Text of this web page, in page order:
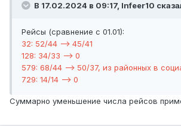
В 17.02.2024 в 09:17, Infeer10
Рейсы (сравнение с 01.01):
32: 52/44 —> 45/41
128: 34/33 —> 0
579: 68/44 —> 50/37, из районных в
729: 14/14 —> 0
Суммарно уменьшение числа рейсов